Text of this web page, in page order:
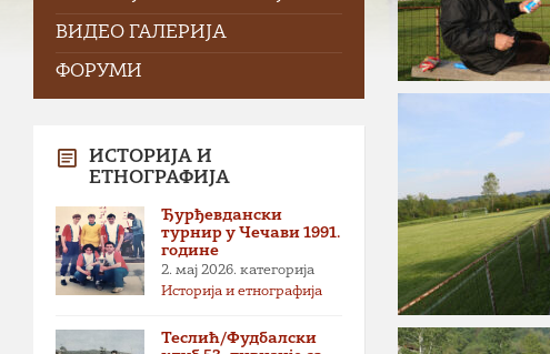
ВИДЕО ГАЛЕРИЈА
ФОРУМИ
ИСТОРИЈА И
ЕТНОГРАФИЈА
Ђурђевдански
турнир у Чечави 1991.
године
2. мај 2026. категорија
Историја и етнографија
Теслић/Фудбалски